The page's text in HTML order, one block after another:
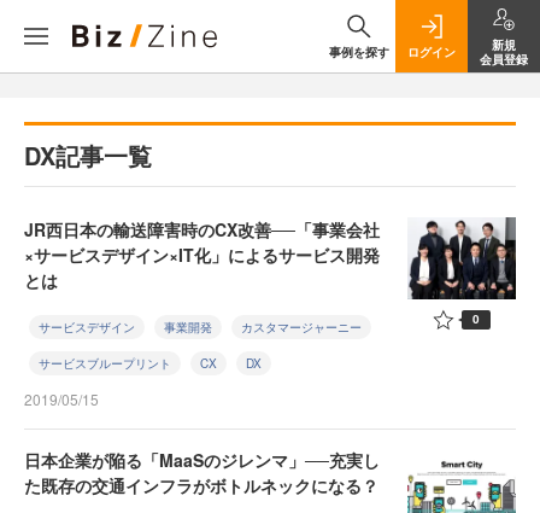
事例を探す ログイン
新規
会員登録
DX記事一覧
JR西日本の輸送障害時のCX改善──「事業会社
×サービスデザイン×IT化」によるサービス開発
とは
サービスデザイン 事業開発 カスタマージャーニー
サービスブループリント CX DX
2019/05/15
0
日本企業が陥る「MaaSのジレンマ」──充実し
た既存の交通インフラがボトルネックになる？